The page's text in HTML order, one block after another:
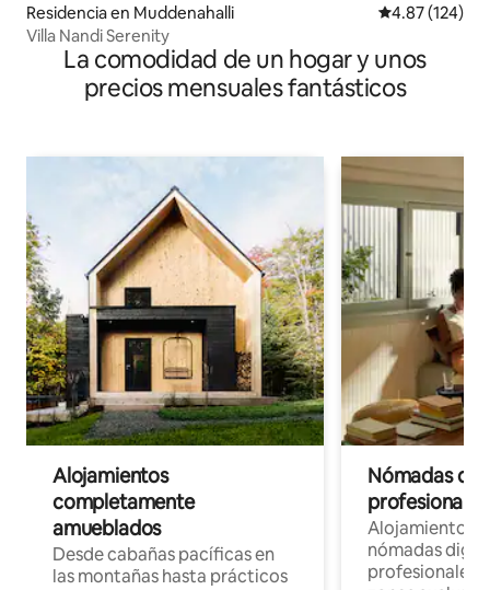
Residencia en Muddenahalli Calificación
4.87 (124)
Villa Nandi Serenity
La comodidad de un hogar y unos
precios mensuales fantásticos
Alojamientos
completamente
amueblados
Desde cabañas pacíficas en
las montañas hasta prácticos
Nómadas
Alojamientos
nómadas
profesionales